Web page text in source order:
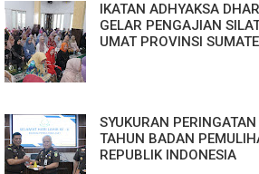
IKATAN ADHYAKSA
GELAR PENGAJIAN
UMAT PROVINSI
SYUKURAN
TAHUN BADAN
REPUBLIK INDONESIA